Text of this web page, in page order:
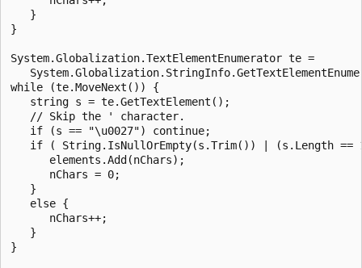
   }
}
System.Globalization.TextElementEnumerator te =
while (te.MoveNext()) {
   string s = te.GetTextElement();
   // Skip the ' character.
   if (s == "\u0027") continue;
if ( String.IsNullOrEmpty(s.Trim()) | (s.Length
      elements.Add(nChars);
      nChars = 0;
   }
   else {
      nChars++;
   }
}